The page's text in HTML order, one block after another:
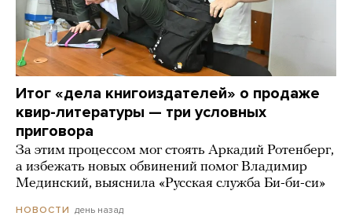
Итог «дела книгоиздателей» о продаже
квир-литературы — три условных
приговора
За этим процессом мог стоять Аркадий Ротенберг,
а избежать новых обвинений помог Владимир
Мединский, выяснила «Русская служба Би-би-си»
НОВОСТИ день назад